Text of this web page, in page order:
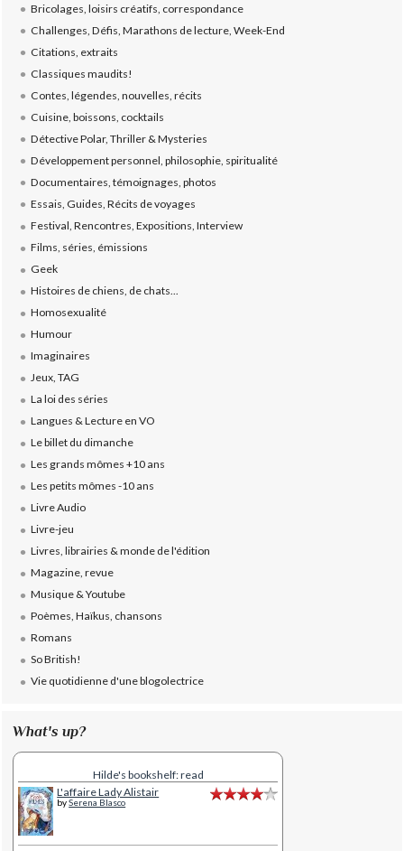
Bricolages, loisirs créatifs, correspondance
Challenges, Défis, Marathons de lecture, Week-End
Citations, extraits
Classiques maudits!
Contes, légendes, nouvelles, récits
Cuisine, boissons, cocktails
Détective Polar, Thriller & Mysteries
Développement personnel, philosophie, spiritualité
Documentaires, témoignages, photos
Essais, Guides, Récits de voyages
Festival, Rencontres, Expositions, Interview
Films, séries, émissions
Geek
Histoires de chiens, de chats...
Homosexualité
Humour
Imaginaires
Jeux, TAG
La loi des séries
Langues & Lecture en VO
Le billet du dimanche
Les grands mômes +10 ans
Les petits mômes -10 ans
Livre Audio
Livre-jeu
Livres, librairies & monde de l'édition
Magazine, revue
Musique & Youtube
Poèmes, Haïkus, chansons
Romans
So British!
Vie quotidienne d'une blogolectrice
What's up?
Hilde's bookshelf: read
L'affaire Lady Alistair
bySerena Blasco